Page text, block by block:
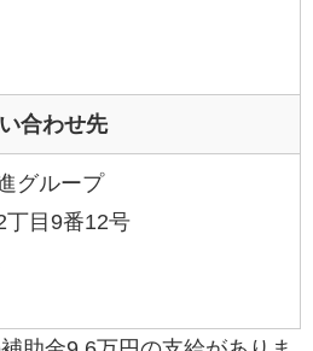
合わせ先
グループ
丁目9番12号